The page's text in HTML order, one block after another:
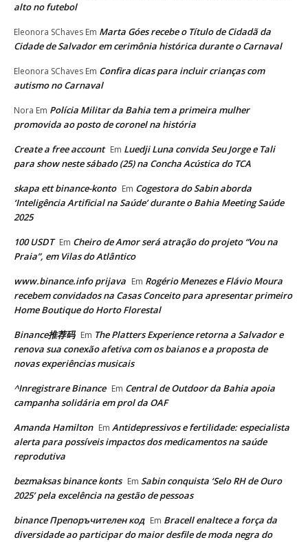
alto no futebol
Eleonora SChaves Em Marta Góes recebe o Título de Cidadã da
Cidade de Salvador em cerimônia histórica durante o Carnaval
Eleonora SChaves Em Confira dicas para incluir crianças com
autismo no Carnaval
Nora Em Polícia Militar da Bahia tem a primeira mulher
promovida ao posto de coronel na história
Create a free account Em Luedji Luna convida Seu Jorge e Tali
para show neste sábado (25) na Concha Acústica do TCA
skapa ett binance-konto Em Cogestora do Sabin aborda
‘Inteligência Artificial na Saúde’ durante o Bahia Meeting Saúde
2025
100 USDT Em Cheiro de Amor será atração do projeto “Vou na
Praia”, em Vilas do Atlântico
www.binance.info prijava Em Rogério Menezes e Flávio Moura
recebem convidados na Casas Conceito para apresentar primeiro
Home Boutique do Horto Florestal
Binance推荐码 Em The Platters Experience retorna a Salvador e
renova sua conexão afetiva com os baianos e a proposta de
novas experiências musicais
^Inregistrare Binance Em Central de Outdoor da Bahia apoia
campanha solidária em prol da OAF
Amanda Hamilton Em Antidepressivos e fertilidade: especialista
alerta para possíveis impactos dos medicamentos na saúde
reprodutiva
bezmaksas binance konts Em Sabin conquista ‘Selo RH de Ouro
2025’ pela excelência na gestão de pessoas
binance Препоръчителен код Em Bracell enaltece a força da
diversidade ao participar do maior desfile de moda negra do